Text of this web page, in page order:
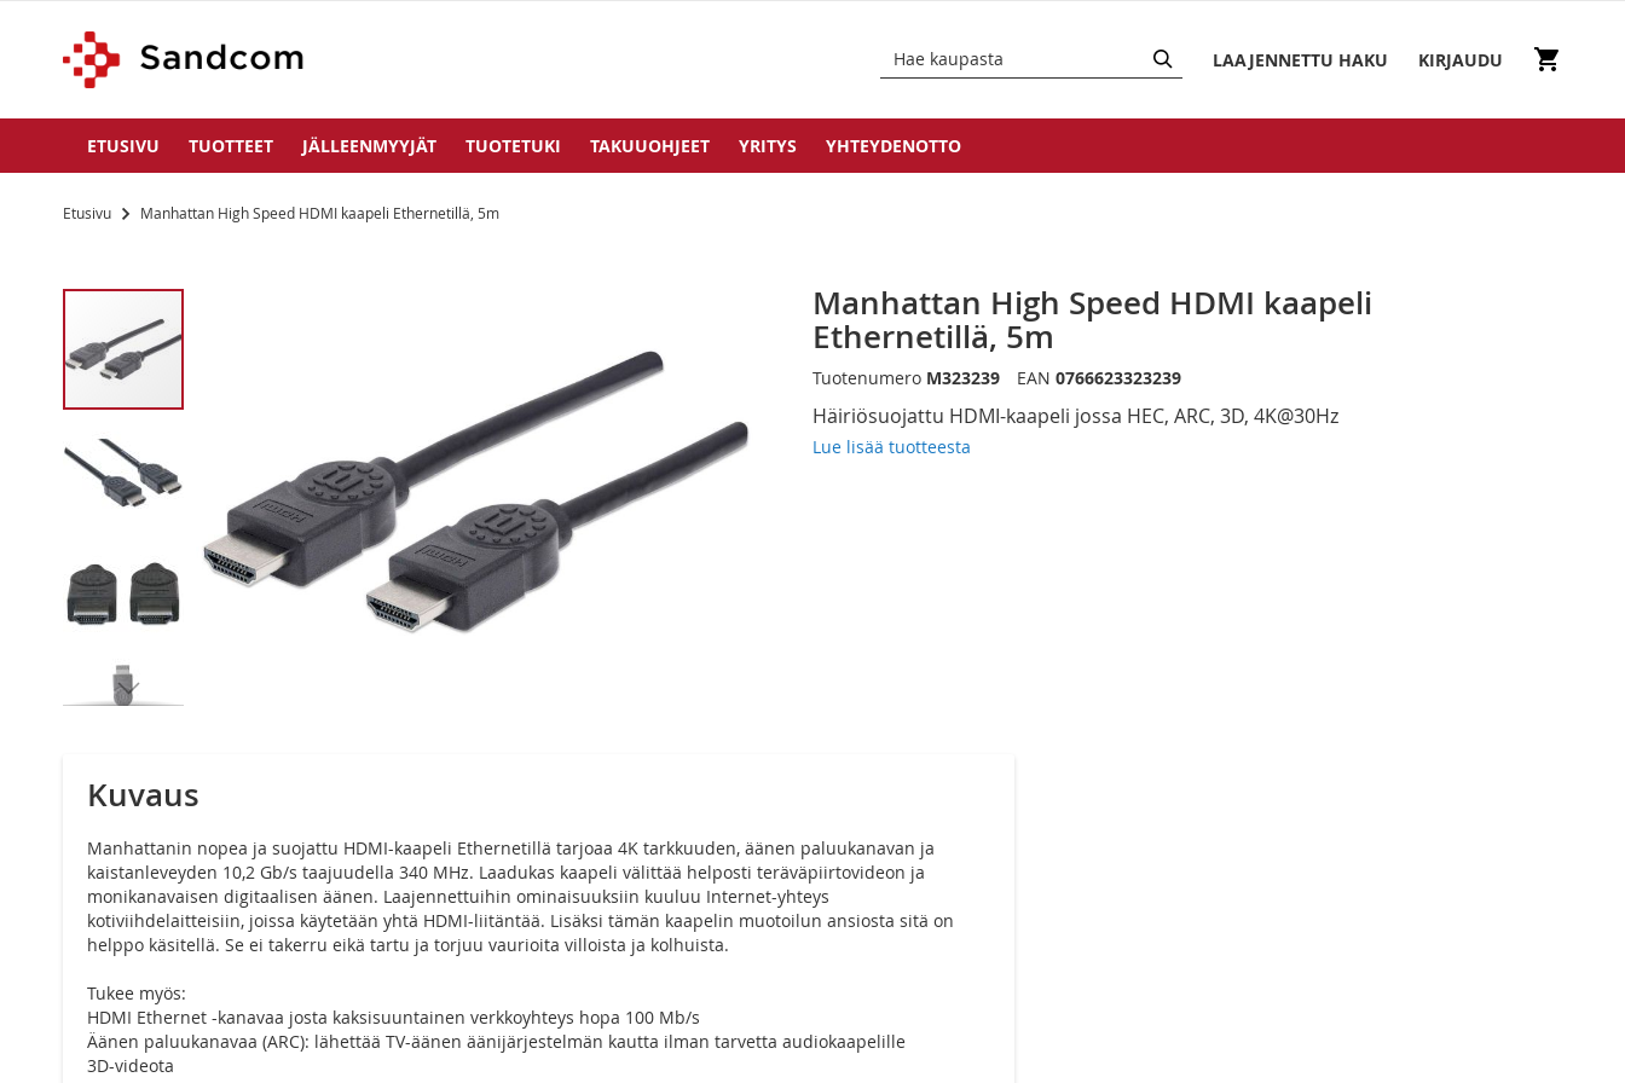
KIRJAUDU
LAAJENNETTU HAKU
HAKU
ETUSIVU TUOTTEET JÄLLEENMYYJÄT TUOTETUKI TAKUUOHJEET YRITYS YHTEYDENOTTO
Etusivu Manhattan High Speed HDMI kaapeli Ethernetillä, 5m
Siirry
kuvagallerian
loppuun
Manhattan High Speed HDMI kaapeli
Ethernetillä, 5m
Häiriösuojattu HDMI-kaapeli jossa HEC, ARC, 3D, 4K@30Hz
Lue lisää tuotteesta
Tuotenumero M323239 EAN 0766623323239
Kuvaus
Manhattanin nopea ja suojattu HDMI-kaapeli Ethernetillä tarjoaa 4K tarkkuuden, äänen paluukanavan ja
kaistanleveyden 10,2 Gb/s taajuudella 340 MHz. Laadukas kaapeli välittää helposti teräväpiirtovideon ja
monikanavaisen digitaalisen äänen. Laajennettuihin ominaisuuksiin kuuluu Internet-yhteys
kotiviihdelaitteisiin, joissa käytetään yhtä HDMI-liitäntää. Lisäksi tämän kaapelin muotoilun ansiosta sitä on
helppo käsitellä. Se ei takerru eikä tartu ja torjuu vaurioita villoista ja kolhuista.
Tukee myös:
HDMI Ethernet -kanavaa josta kaksisuuntainen verkkoyhteys hopa 100 Mb/s
Äänen paluukanavaa (ARC): lähettää TV-äänen äänijärjestelmän kautta ilman tarvetta audiokaapelille
3D-videota